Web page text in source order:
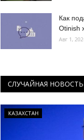
Как
Otinish
Авг 1,
СЛУЧАЙНАЯ НОВОСТЬ
КАЗАХСТАН